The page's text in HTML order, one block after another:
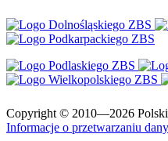
Copyright © 2010—2026 Polski
Informacje o przetwarzaniu